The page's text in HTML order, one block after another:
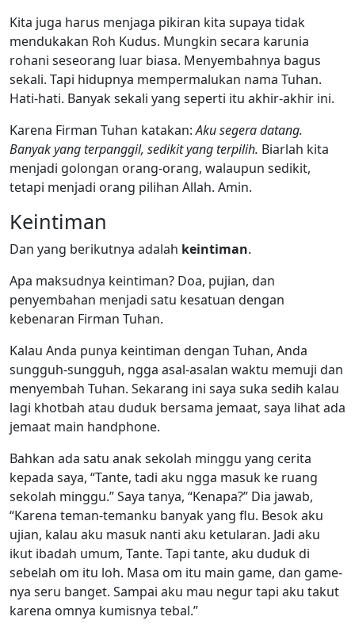
Kita juga harus menjaga pikiran kita supaya tidak
mendukakan Roh Kudus. Mungkin secara karunia
rohani seseorang luar biasa. Menyembahnya bagus
sekali. Tapi hidupnya mempermalukan nama Tuhan.
Hati-hati. Banyak sekali yang seperti itu akhir-akhir ini.
Karena Firman Tuhan katakan:Aku segera datang.
Banyak yang terpanggil, sedikit yang terpilih. Biarlah kita
menjadi golongan orang-orang, walaupun sedikit,
tetapi menjadi orang pilihan Allah. Amin.
Keintiman
Dan yang berikutnya adalah keintiman.
Apa maksudnya keintiman? Doa, pujian, dan
penyembahan menjadi satu kesatuan dengan
kebenaran Firman Tuhan.
Kalau Anda punya keintiman dengan Tuhan, Anda
sungguh-sungguh, ngga asal-asalan waktu memuji dan
menyembah Tuhan. Sekarang ini saya suka sedih kalau
lagi khotbah atau duduk bersama jemaat, saya lihat ada
jemaat main handphone.
Bahkan ada satu anak sekolah minggu yang cerita
kepada saya, “Tante, tadi aku ngga masuk ke ruang
sekolah minggu.” Saya tanya, “Kenapa?” Dia jawab,
“Karena teman-temanku banyak yang flu. Besok aku
ujian, kalau aku masuk nanti aku ketularan. Jadi aku
ikut ibadah umum, Tante. Tapi tante, aku duduk di
sebelah om itu loh. Masa om itu main game, dan game-
nya seru banget. Sampai aku mau negur tapi aku takut
karena omnya kumisnya tebal.”